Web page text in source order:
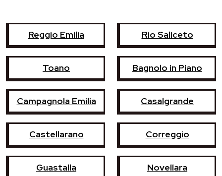
Reggio Emilia Rio Saliceto
Toano Bagnolo in Piano
Campagnola Emilia Casalgrande
Castellarano Correggio
Guastalla Novellara